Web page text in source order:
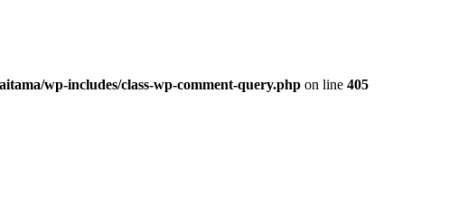
wp-includes/class-wp-comment-query.php on line 405